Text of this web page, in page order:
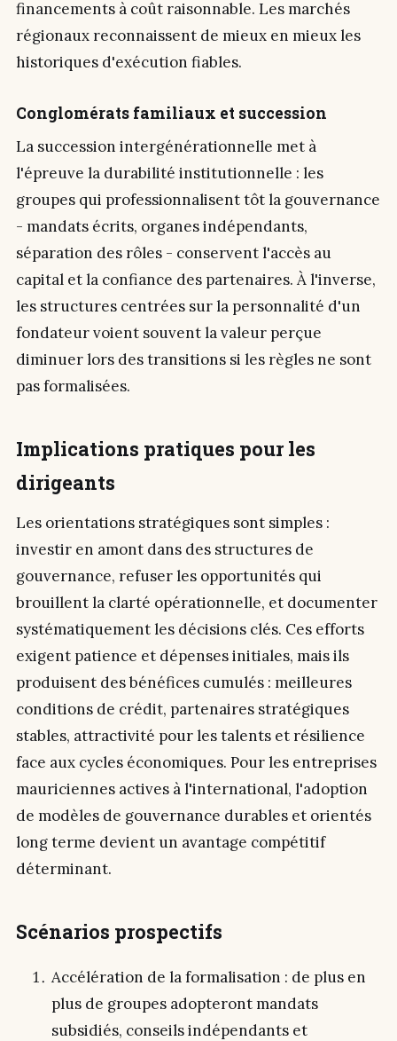
financements à coût raisonnable. Les marchés
régionaux reconnaissent de mieux en mieux les
historiques d'exécution fiables.
Conglomérats familiaux et succession
La succession intergénérationnelle met à
l'épreuve la durabilité institutionnelle : les
groupes qui professionnalisent tôt la gouvernance
- mandats écrits, organes indépendants,
séparation des rôles - conservent l'accès au
capital et la confiance des partenaires. À l'inverse,
les structures centrées sur la personnalité d'un
fondateur voient souvent la valeur perçue
diminuer lors des transitions si les règles ne sont
pas formalisées.
Implications pratiques pour les
dirigeants
Les orientations stratégiques sont simples :
investir en amont dans des structures de
gouvernance, refuser les opportunités qui
brouillent la clarté opérationnelle, et documenter
systématiquement les décisions clés. Ces efforts
exigent patience et dépenses initiales, mais ils
produisent des bénéfices cumulés : meilleures
conditions de crédit, partenaires stratégiques
stables, attractivité pour les talents et résilience
face aux cycles économiques. Pour les entreprises
mauriciennes actives à l'international, l'adoption
de modèles de gouvernance durables et orientés
long terme devient un avantage compétitif
déterminant.
Scénarios prospectifs
Accélération de la formalisation : de plus en
plus de groupes adopteront mandats
subsidiés, conseils indépendants et